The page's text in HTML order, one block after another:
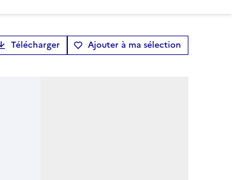
Télécharger Ajouter à ma sélection